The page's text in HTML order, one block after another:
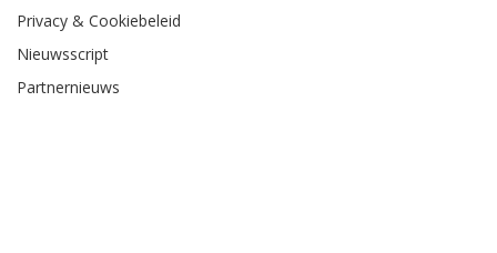
Privacy & Cookiebeleid
Nieuwsscript
Partnernieuws